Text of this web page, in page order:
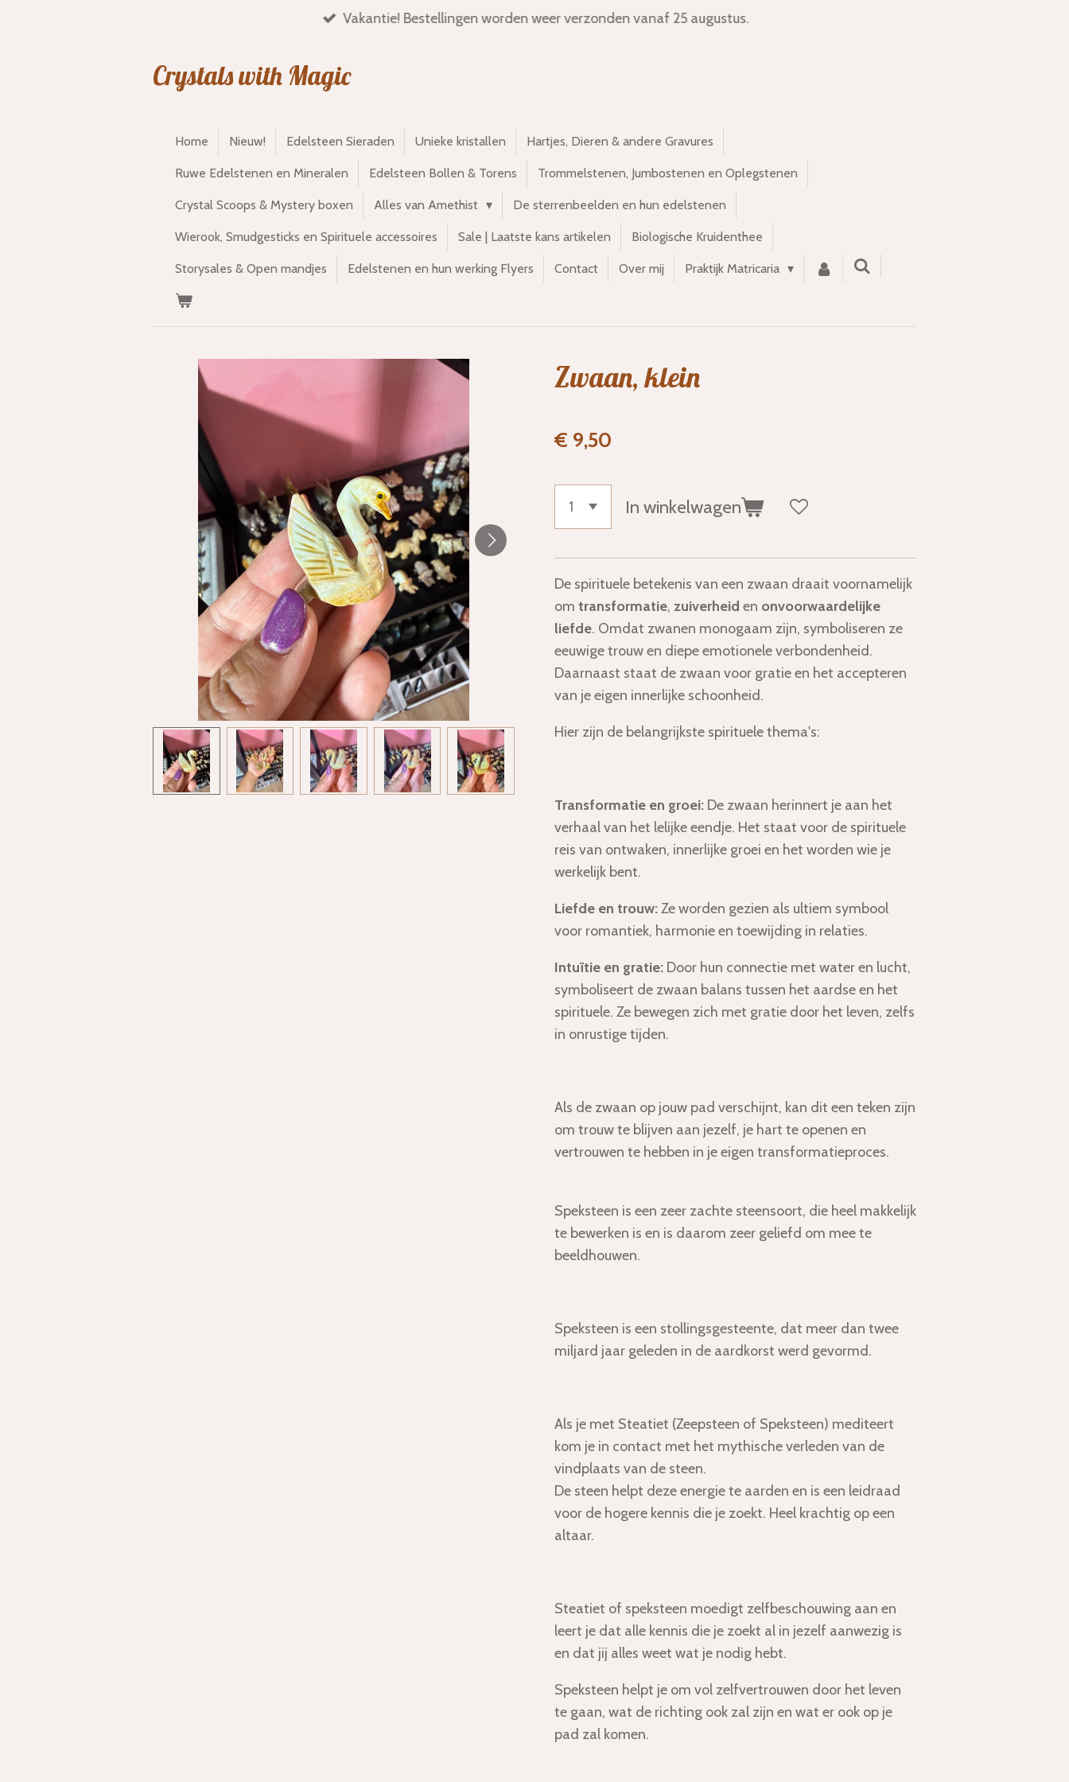
Vakantie! Bestellingen worden weer verzonden vanaf 25 augustus.
Crystals with Magic
Home Nieuw! Edelsteen Sieraden Unieke kristallen Hartjes, Dieren & andere Gravures
Ruwe Edelstenen en Mineralen Edelsteen Bollen & Torens Trommelstenen, Jumbostenen en Oplegstenen
Crystal Scoops & Mystery boxen Alles van Amethist De sterrenbeelden en hun edelstenen
Wierook, Smudgesticks en Spirituele accessoires Sale | Laatste kans artikelen Biologische Kruidenthee
Storysales & Open mandjes Edelstenen en hun werking Flyers Contact Over mij Praktijk Matricaria
Zwaan, klein
€ 9,50
In winkelwagen
De spirituele betekenis van een zwaan draait voornamelijk
om transformatie, zuiverheid en onvoorwaardelijke
liefde. Omdat zwanen monogaam zijn, symboliseren ze
eeuwige trouw en diepe emotionele verbondenheid.
Daarnaast staat de zwaan voor gratie en het accepteren
van je eigen innerlijke schoonheid.
Hier zijn de belangrijkste spirituele thema's:
Transformatie en groei: De zwaan herinnert je aan het
verhaal van het lelijke eendje. Het staat voor de spirituele
reis van ontwaken, innerlijke groei en het worden wie je
werkelijk bent.
Liefde en trouw:Ze worden gezien als ultiem symbool
voor romantiek, harmonie en toewijding in relaties.
Intuïtie en gratie: Door hun connectie met water en lucht,
symboliseert de zwaan balans tussen het aardse en het
spirituele. Ze bewegen zich met gratie door het leven, zelfs
in onrustige tijden.
Als de zwaan op jouw pad verschijnt, kan dit een teken zijn
om trouw te blijven aan jezelf, je hart te openen en
vertrouwen te hebben in je eigen transformatieproces.
Speksteen is een zeer zachte steensoort, die heel makkelijk
te bewerken is en is daarom zeer geliefd om mee te
beeldhouwen.
Speksteen is een stollingsgesteente, dat meer dan twee
miljard jaar geleden in de aardkorst werd gevormd.
Als je met Steatiet (Zeepsteen of Speksteen) mediteert
kom je in contact met het mythische verleden van de
vindplaats van de steen.
De steen helpt deze energie te aarden en is een leidraad
voor de hogere kennis die je zoekt. Heel krachtig op een
altaar.
Steatiet of speksteen moedigt zelfbeschouwing aan en
leert je dat alle kennis die je zoekt al in jezelf aanwezig is
en dat jij alles weet wat je nodig hebt.
Speksteen helpt je om vol zelfvertrouwen door het leven
te gaan, wat de richting ook zal zijn en wat er ook op je
pad zal komen.